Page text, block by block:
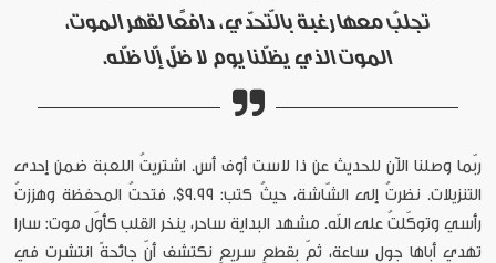
تجلبُ معها رغبة بالتّحدّي، دافعًا لقهر الموت،
الموت الذي يظلّنا يوم لا ظلّ إلّا ظلّه.
ربّما وصلنا الآن للحديث عن ذا لاست أوف أس. اشتريتُ اللعبة ضمن إحدى
التنزيلات. نظرتُ إلى الشّاشة، حيثُ كتب: 9.99$، فتحتُ المحفظة وهززتُ
رأسي وتوكّلتُ على الله. مشهد البداية ساحر، ينخر القلب كأوّل موت: سارا
تهدي أباها جول ساعة، ثمّ بقطعٍ سريعٍ نكتشف أنّ جائحةً انتشرت في